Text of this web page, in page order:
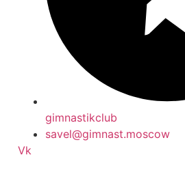
gimnastikclub
savel@gimnast.moscow
Vk